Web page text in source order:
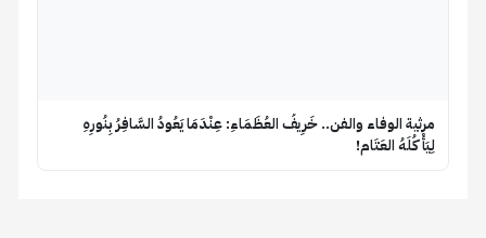
​مرثية الوفاء والفن.. خَرِيفُ العُظَمَاءِ: عِنْدَمَا يَعُودُ السَّافِرُ بِنُورِهِ
لِيَأْكُلَهُ العَتَام!